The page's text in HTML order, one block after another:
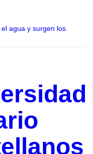
agua y surgen los